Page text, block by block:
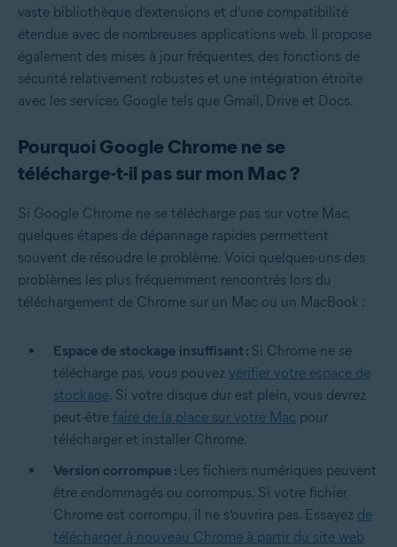
vaste bibliothèque d’extensions et d’une compatibilité
étendue avec de nombreuses applications web. Il propose
également des mises à jour fréquentes, des fonctions de
sécurité relativement robustes et une intégration étroite
avec les services Google tels que Gmail, Drive et Docs.
Pourquoi Google Chrome ne se
télécharge-t-il pas sur mon Mac ?
Si Google Chrome ne se télécharge pas sur votre Mac,
quelques étapes de dépannage rapides permettent
souvent de résoudre le problème. Voici quelques-uns des
problèmes les plus fréquemment rencontrés lors du
téléchargement de Chrome sur un Mac ou un MacBook :
Espace de stockage insuffisant : Si Chrome ne se
télécharge pas, vous pouvez vérifier votre espace de
stockage. Si votre disque dur est plein, vous devrez
peut-être faire de la place sur votre Mac pour
télécharger et installer Chrome.
Version corrompue : Les fichiers numériques peuvent
être endommagés ou corrompus. Si votre fichier
Chrome est corrompu, il ne s’ouvrira pas. Essayez de
télécharger à nouveau Chrome à partir du site web